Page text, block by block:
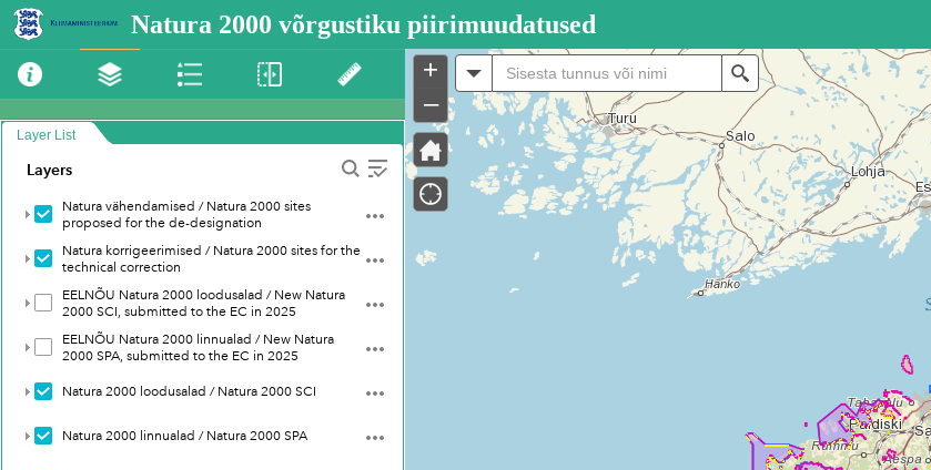
Search
+
–
Natura 2000 võrgustiku piirimuudatused
Layer List
Layers
Natura vähendamised / Natura 2000 sites
proposed for the de-designation
Natura korrigeerimised / Natura 2000 sites for the
technical correction
EELNÕU Natura 2000 loodusalad / New Natura
2000 SCI, submitted to the EC in 2025
EELNÕU Natura 2000 linnualad / New Natura
2000 SPA, submitted to the EC in 2025
Natura 2000 loodusalad / Natura 2000 SCI
Natura 2000 linnualad / Natura 2000 SPA